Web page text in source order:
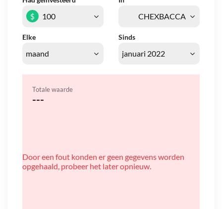
Elke Sinds
$
Totale waarde
---
Door een fout konden er geen gegevens worden
opgehaald, probeer het later opnieuw.